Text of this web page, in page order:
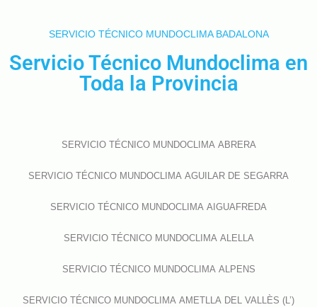
SERVICIO TÉCNICO MUNDOCLIMA BADALONA
Servicio Técnico Mundoclima en
Toda la Provincia
SERVICIO TÉCNICO MUNDOCLIMA ABRERA
SERVICIO TÉCNICO MUNDOCLIMA AGUILAR DE SEGARRA
SERVICIO TÉCNICO MUNDOCLIMA AIGUAFREDA
SERVICIO TÉCNICO MUNDOCLIMA ALELLA
SERVICIO TÉCNICO MUNDOCLIMA ALPENS
SERVICIO TÉCNICO MUNDOCLIMA AMETLLA DEL VALLÈS (L’)